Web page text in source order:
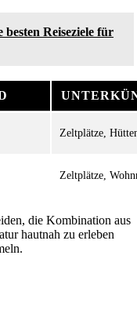
Reiseziele für
Zeltplätze,
Zeltplätze,
die Kombination aus
hautnah zu erleben